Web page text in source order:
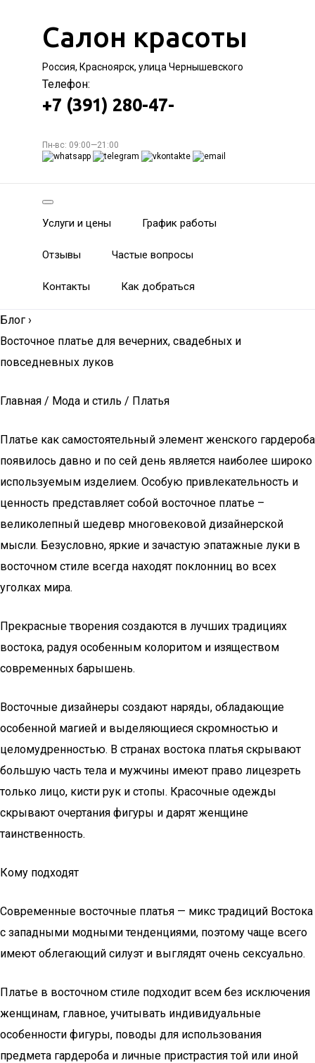
Салон красоты
Россия, Красноярск, улица Чернышевского
Телефон:
+7 (391) 280-47-
Пн-вс: 09:00—21:00
Услуги и цены График работы
Отзывы Частые вопросы
Контакты Как добраться
Блог ›
Восточное платье для вечерних, свадебных и
повседневных луков
Главная / Мода и стиль / Платья
Платье как самостоятельный элемент женского гардероба
появилось давно и по сей день является наиболее широко
используемым изделием. Особую привлекательность и
ценность представляет собой восточное платье –
великолепный шедевр многовековой дизайнерской
мысли. Безусловно, яркие и зачастую эпатажные луки в
восточном стиле всегда находят поклонниц во всех
уголках мира.
Прекрасные творения создаются в лучших традициях
востока, радуя особенным колоритом и изяществом
современных барышень.
Восточные дизайнеры создают наряды, обладающие
особенной магией и выделяющиеся скромностью и
целомудренностью. В странах востока платья скрывают
большую часть тела и мужчины имеют право лицезреть
только лицо, кисти рук и стопы. Красочные одежды
скрывают очертания фигуры и дарят женщине
таинственность.
Кому подходят
Современные восточные платья — микс традиций Востока
с западными модными тенденциями, поэтому чаще всего
имеют облегающий силуэт и выглядят очень сексуально.
Платье в восточном стиле подходит всем без исключения
женщинам, главное, учитывать индивидуальные
особенности фигуры, поводы для использования
предмета гардероба и личные пристрастия той или иной